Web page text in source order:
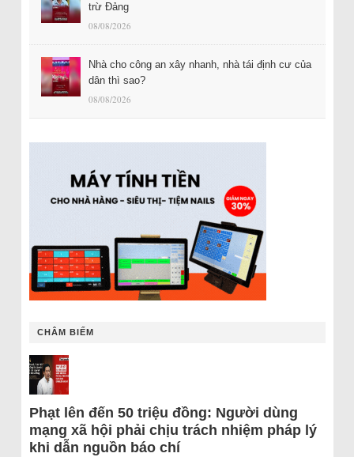
trừ Đảng
08/08/2026
Nhà cho công an xây nhanh, nhà tái định cư của
dân thì sao?
08/08/2026
CHÂM BIẾM
Phạt lên đến 50 triệu đồng: Người dùng
mạng xã hội phải chịu trách nhiệm pháp lý
khi dẫn nguồn báo chí